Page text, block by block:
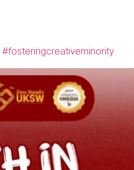
#fosteringcreativeminority